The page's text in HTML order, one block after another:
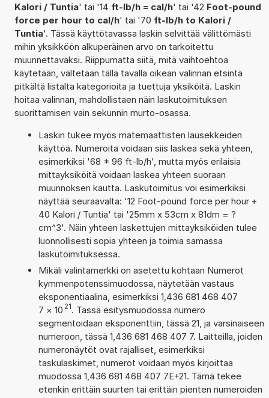
Kalori / Tuntia' tai '14 ft-lb/h = cal/h' tai '42 Foot-pound
force per hour to cal/h' tai '70 ft-lb/h to Kalori /
Tuntia'. Tässä käyttötavassa laskin selvittää välittömästi
mihin yksikköön alkuperäinen arvo on tarkoitettu
muunnettavaksi. Riippumatta siitä, mitä vaihtoehtoa
käytetään, vältetään tällä tavalla oikean valinnan etsintä
pitkältä listalta kategorioita ja tuettuja yksiköitä. Laskin
hoitaa valinnan, mahdollistaen näin laskutoimituksen
suorittamisen vain sekunnin murto-osassa.
Laskin tukee myös matemaattisten lausekkeiden
käyttöä. Numeroita voidaan siis laskea sekä yhteen,
esimerkiksi '68 * 96 ft-lb/h', mutta myös erilaisia
mittayksiköitä voidaan laskea yhteen suoraan
muunnoksen kautta. Laskutoimitus voi esimerkiksi
näyttää seuraavalta: '12 Foot-pound force per hour +
40 Kalori / Tuntia' tai '25mm x 53cm x 81dm = ?
cm^3'. Näin yhteen laskettujen mittayksiköiden tulee
luonnollisesti sopia yhteen ja toimia samassa
laskutoimituksessa.
Mikäli valintamerkki on asetettu kohtaan Numerot
kymmenpotenssimuodossa, näytetään vastaus
eksponentiaalina, esimerkiksi 1,436 681 468 407
7 × 10 21. Tässä esitysmuodossa numero
segmentoidaan eksponenttiin, tässä 21, ja varsinaiseen
numeroon, tässä 1,436 681 468 407 7. Laitteilla, joiden
numeronäytöt ovat rajalliset, esimerkiksi
taskulaskimet, numerot voidaan myös kirjoittaa
muodossa 1,436 681 468 407 7E+21. Tämä tekee
etenkin erittäin suurten tai erittäin pienten numeroiden